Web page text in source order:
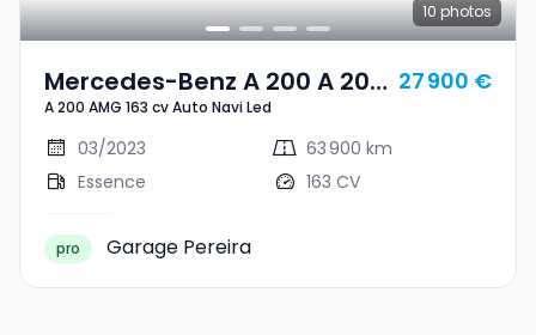
10 photos
Mercedes-Benz A 200 A 200
AMG 163 Cv Auto Navi Led
A 200 AMG 163 cv Auto Navi Led
27 900 €
03/2023
63 900 km
Essence
163 CV
pro Garage Pereira